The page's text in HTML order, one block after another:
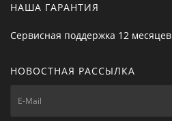
НАША ГАРАНТИЯ
Сервисная поддержка 12 месяцев
НОВОСТНАЯ РАССЫЛКА